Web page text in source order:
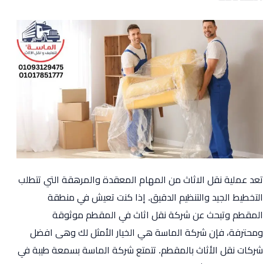
في
جيزة
تعد عملية نقل الاثاث من المهام المعقدة والمرهقة التي تتطلب
التخطيط الجيد والتنظيم الدقيق. إذا كنت تعيش في منطقة
المقطم وتبحث عن شركة نقل اثاث في المقطم موثوقة
ومحترفة، فإن شركة الماسة هي الخيار الأمثل لك وهى افضل
شركات نقل الأثاث بالمقطم. تتمتع شركة الماسة بسمعة طيبة في